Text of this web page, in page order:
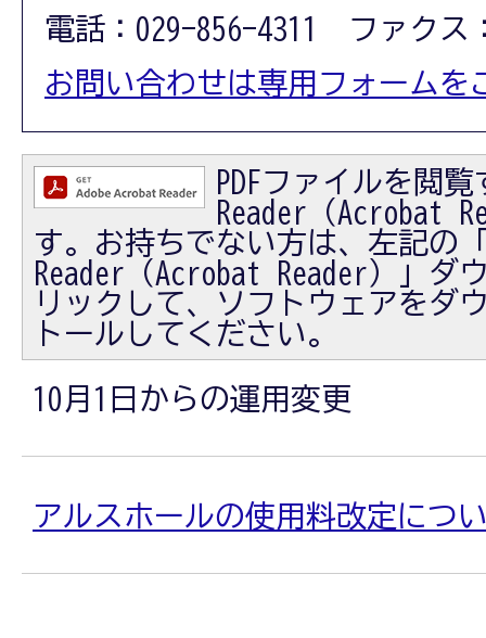
電話：029-856-4311 ファクス
お問い合わせは専用フォームを
PDFファイルを閲
Reader（Acrobat
す。お持ちでない方は、左記の
Reader（Acrobat Reader）」ダ
リックして、ソフトウェアをダ
トールしてください。
10月1日からの運用変更
アルスホールの使用料改定につ